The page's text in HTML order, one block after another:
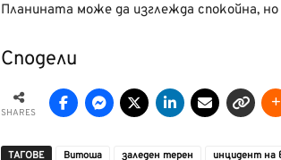
Планината може да изглежда спокойна,
Сподели
SHARES
ТАГОВЕ Витоша заледен терен инцидент на